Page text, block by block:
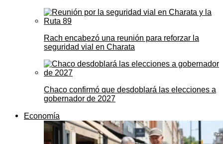
Rach encabezó una reunión para reforzar la
seguridad vial en Charata
Chaco confirmó que desdoblará las elecciones a
gobernador de 2027
Economía